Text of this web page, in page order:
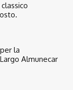
la
Almunecar